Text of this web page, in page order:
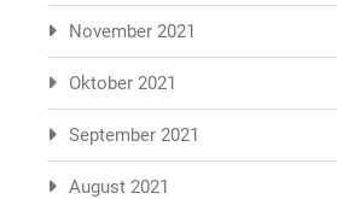
November 2021
Oktober 2021
September 2021
August 2021